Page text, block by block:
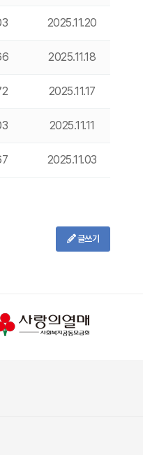
2025.11.20
2025.11.18
2025.11.17
2025.11.11
2025.11.03
글쓰기